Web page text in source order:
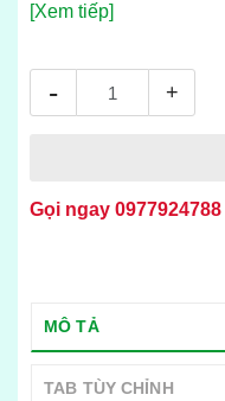
[Xem tiếp]
- +
Gọi ngay 0977924788
MÔ TẢ
TAB TÙY CHỈNH